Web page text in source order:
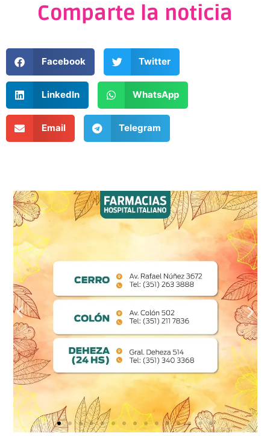
Comparte la noticia
Facebook Twitter
LinkedIn WhatsApp
Email Telegram